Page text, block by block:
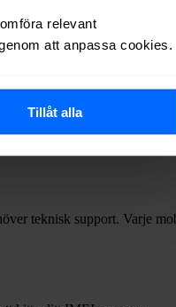
relevant
att anpassa cookies.
Tillåt alla
trådlösa enheter,
teknisk support. Varje